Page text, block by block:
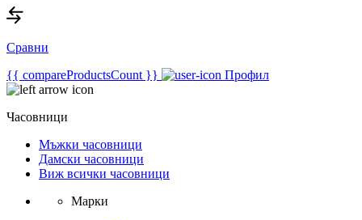
Сравни
{{ compareProductsCount }}
Профил
Часовници
Мъжки часовници
Дамски часовници
Виж всички часовници
Марки